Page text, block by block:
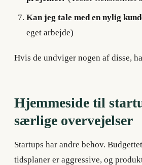
Kan jeg tale med en nylig
eget arbejde)
Hvis de undviger nogen af disse,
Hjemmeside til
særlige overvejelser
Startups har andre behov.
tidsplaner er aggressive, og